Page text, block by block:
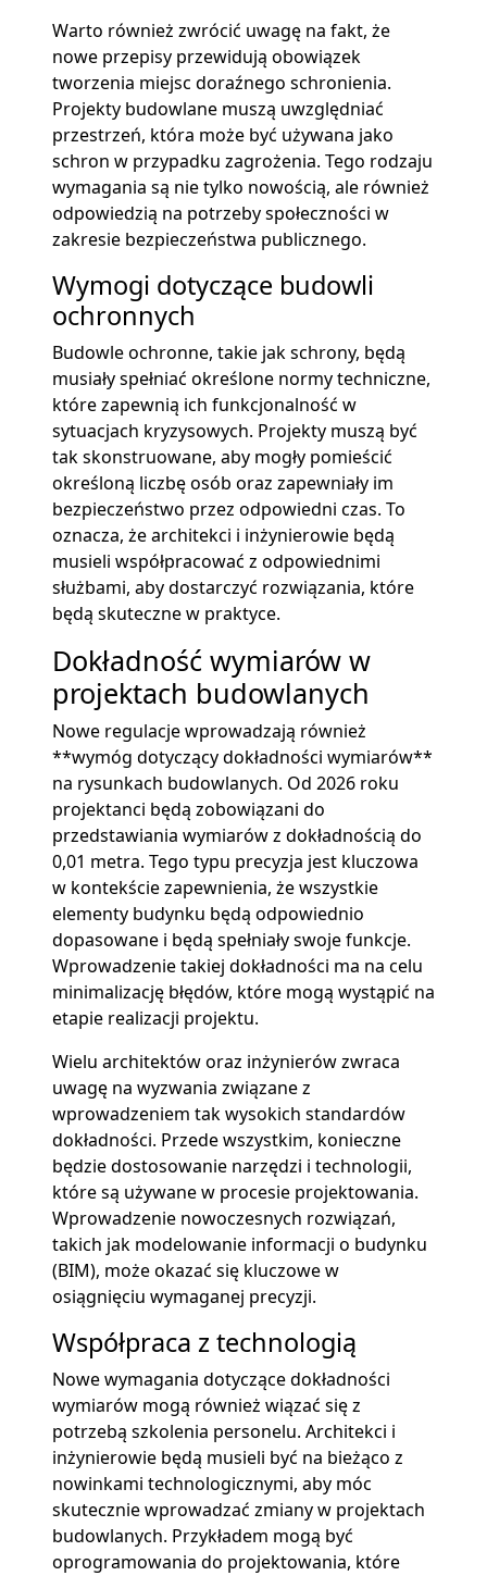
Warto również zwrócić uwagę na fakt, że
nowe przepisy przewidują obowiązek
tworzenia miejsc doraźnego schronienia.
Projekty budowlane muszą uwzględniać
przestrzeń, która może być używana jako
schron w przypadku zagrożenia. Tego rodzaju
wymagania są nie tylko nowością, ale również
odpowiedzią na potrzeby społeczności w
zakresie bezpieczeństwa publicznego.
Wymogi dotyczące budowli
ochronnych
Budowle ochronne, takie jak schrony, będą
musiały spełniać określone normy techniczne,
które zapewnią ich funkcjonalność w
sytuacjach kryzysowych. Projekty muszą być
tak skonstruowane, aby mogły pomieścić
określoną liczbę osób oraz zapewniały im
bezpieczeństwo przez odpowiedni czas. To
oznacza, że architekci i inżynierowie będą
musieli współpracować z odpowiednimi
służbami, aby dostarczyć rozwiązania, które
będą skuteczne w praktyce.
Dokładność wymiarów w
projektach budowlanych
Nowe regulacje wprowadzają również
**wymóg dotyczący dokładności wymiarów**
na rysunkach budowlanych. Od 2026 roku
projektanci będą zobowiązani do
przedstawiania wymiarów z dokładnością do
0,01 metra. Tego typu precyzja jest kluczowa
w kontekście zapewnienia, że wszystkie
elementy budynku będą odpowiednio
dopasowane i będą spełniały swoje funkcje.
Wprowadzenie takiej dokładności ma na celu
minimalizację błędów, które mogą wystąpić na
etapie realizacji projektu.
Wielu architektów oraz inżynierów zwraca
uwagę na wyzwania związane z
wprowadzeniem tak wysokich standardów
dokładności. Przede wszystkim, konieczne
będzie dostosowanie narzędzi i technologii,
które są używane w procesie projektowania.
Wprowadzenie nowoczesnych rozwiązań,
takich jak modelowanie informacji o budynku
(BIM), może okazać się kluczowe w
osiągnięciu wymaganej precyzji.
Współpraca z technologią
Nowe wymagania dotyczące dokładności
wymiarów mogą również wiązać się z
potrzebą szkolenia personelu. Architekci i
inżynierowie będą musieli być na bieżąco z
nowinkami technologicznymi, aby móc
skutecznie wprowadzać zmiany w projektach
budowlanych. Przykładem mogą być
oprogramowania do projektowania, które